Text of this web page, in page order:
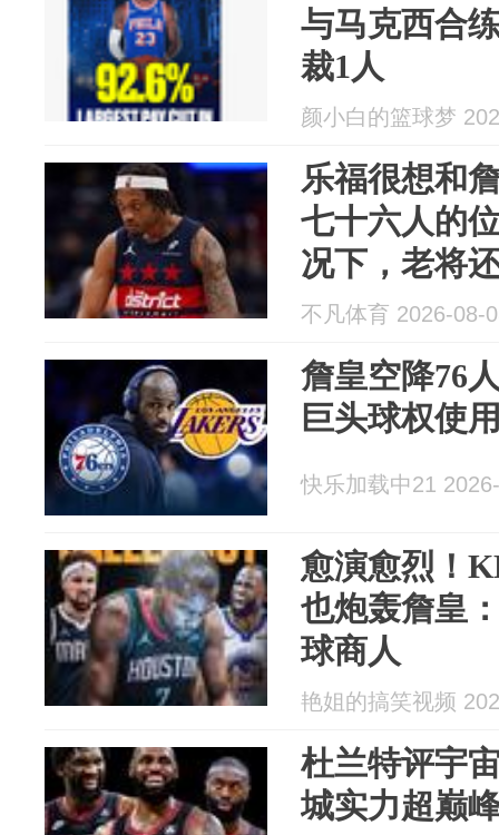
与马克西合
裁1人
颜小白的篮球梦
乐福很想和
七十六人的
况下，老将
奇迹呢？
不凡体育 2026-08-
詹皇空降76
巨头球权使
快乐加载中21
愈演愈烈！
也炮轰詹皇
球商人
艳姐的搞笑视频
杜兰特评宇
城实力超巅